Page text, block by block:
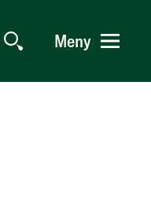
Meny